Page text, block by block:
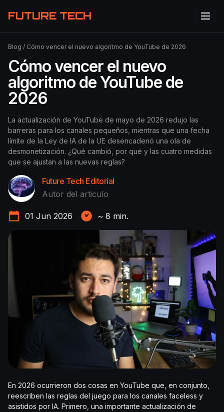
FUTURE TECH
Blog / Cómo vencer el nuevo algoritmo de YouTube de 2026
Cómo vencer el nuevo
algoritmo de YouTube de
2026
La actualización de YouTube de mayo de 2026 redujo las
barreras para los canales pequeños, mientras que una fecha
límite de la Ley de IA de la UE desencadenó una ola de
desmonetización. ¿Qué cambió, por qué y las cuatro medidas
que se ajustan a las nuevas reglas?
Future Tech Editorial
Autor del articulo
01 Jun 2026 ~ 8 min.
En 2026 ocurrieron dos cosas en YouTube que, en conjunto,
reescriben las reglas del juego para los canales faceless y
asistidos por IA. Primero, una importante actualización de